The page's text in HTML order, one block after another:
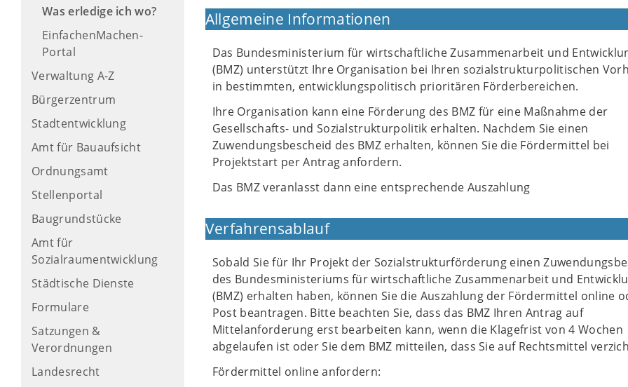
Was erledige ich wo?
EinfachenMachen-
Portal
Verwaltung A-Z
Bürgerzentrum
Stadtentwicklung
Amt für Bauaufsicht
Ordnungsamt
Stellenportal
Baugrundstücke
Amt für
Sozialraumentwicklung
Städtische Dienste
Formulare
Satzungen &
Verordnungen
Landesrecht
Allgemeine Informationen
Das Bundesministerium für wirtschaftliche Zusammenarbeit und
(BMZ) unterstützt Ihre Organisation bei Ihren sozialstrukturpolitischen
in bestimmten, entwicklungspolitisch prioritären Förderbereichen.
Ihre Organisation kann eine Förderung des BMZ für eine Maßnahme der
Gesellschafts- und Sozialstrukturpolitik erhalten. Nachdem Sie einen
Zuwendungsbescheid des BMZ erhalten, können Sie die Fördermittel bei
Projektstart per Antrag anfordern.
Das BMZ veranlasst dann eine entsprechende Auszahlung
Verfahrensablauf
Sobald Sie für Ihr Projekt der Sozialstrukturförderung einen
des Bundesministeriums für wirtschaftliche Zusammenarbeit und
(BMZ) erhalten haben, können Sie die Auszahlung der Fördermittel online
Post beantragen. Bitte beachten Sie, dass das BMZ Ihren Antrag auf
Mittelanforderung erst bearbeiten kann, wenn die Klagefrist von 4 Wochen
abgelaufen ist oder Sie dem BMZ mitteilen, dass Sie auf Rechtsmittel
Fördermittel online anfordern: